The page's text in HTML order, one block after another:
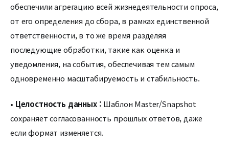
обеспечили агрегацию всей жизнедеятельности опроса,
от его определения до сбора, в рамках единственной
ответственности, в то же время разделяя
последующие обработки, такие как оценка и
уведомления, на события, обеспечивая тем самым
одновременно масштабируемость и стабильность.
• Целостность данных : Шаблон Master/Snapshot
сохраняет согласованность прошлых ответов, даже
если формат изменяется.